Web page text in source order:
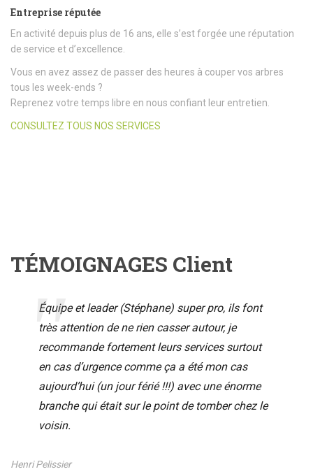
Entreprise réputée
En activité depuis plus de 16 ans, elle s’est forgée une réputation
de service et d’excellence.
Vous en avez assez de passer des heures à couper vos arbres
tous les week-ends ?
Reprenez votre temps libre en nous confiant leur entretien.
CONSULTEZ TOUS NOS SERVICES
TÉMOIGNAGES Client
Équipe et leader (Stéphane) super pro, ils font
très attention de ne rien casser autour, je
recommande fortement leurs services surtout
en cas d’urgence comme ça a été mon cas
aujourd’hui (un jour férié !!!) avec une énorme
branche qui était sur le point de tomber chez le
voisin.
Henri Pelissier